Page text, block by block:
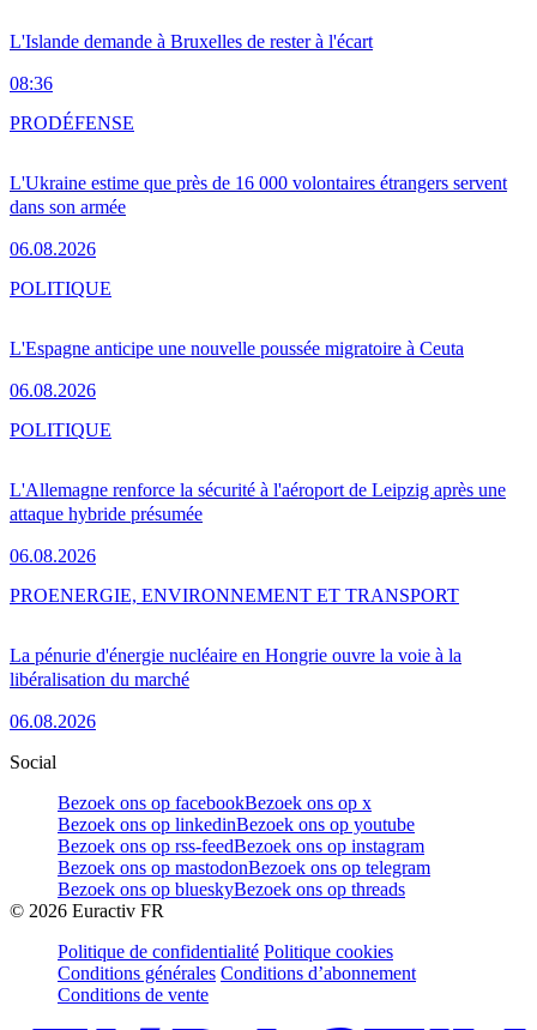
L'Islande demande à Bruxelles de rester à l'écart
08:36
L'Ukraine estime que près de 16 000 volontaires étrangers servent
dans son armée
06.08.2026
PRODÉFENSE
L'Espagne anticipe une nouvelle poussée migratoire à Ceuta
06.08.2026
POLITIQUE
L'Allemagne renforce la sécurité à l'aéroport de Leipzig après une
attaque hybride présumée
06.08.2026
POLITIQUE
La pénurie d'énergie nucléaire en Hongrie ouvre la voie à la
libéralisation du marché
06.08.2026
PROENERGIE, ENVIRONNEMENT ET TRANSPORT
Social
Bezoek ons op facebookBezoek ons op x
Bezoek ons op linkedinBezoek ons op youtube
Bezoek ons op rss-feedBezoek ons op instagram
Bezoek ons op mastodonBezoek ons op telegram
Bezoek ons op blueskyBezoek ons op threads
© 2026 Euractiv FR
Politique de confidentialité Politique cookies
Conditions générales Conditions d’abonnement
Conditions de vente